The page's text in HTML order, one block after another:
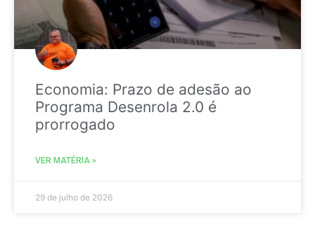
Economia: Prazo de adesão ao
Programa Desenrola 2.0 é
prorrogado
VER MATÉRIA »
29 de julho de 2026